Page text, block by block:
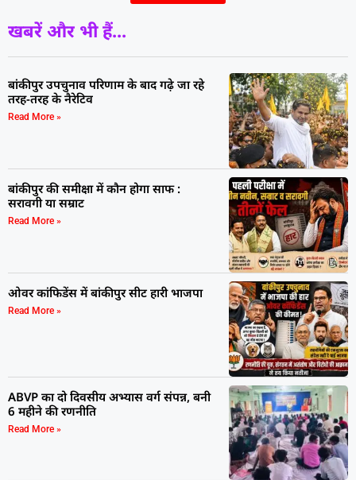
खबरें और भी हैं...
बांकीपुर उपचुनाव परिणाम के बाद गढ़े जा रहे
तरह-तरह के नैरेटिव
Read More »
बांकीपुर की समीक्षा में कौन होगा साफ :
सरावगी या सम्राट
Read More »
ओवर कांफिडेंस में बांकीपुर सीट हारी भाजपा
Read More »
ABVP का दो दिवसीय अभ्यास वर्ग संपन्न, बनी
6 महीने की रणनीति
Read More »